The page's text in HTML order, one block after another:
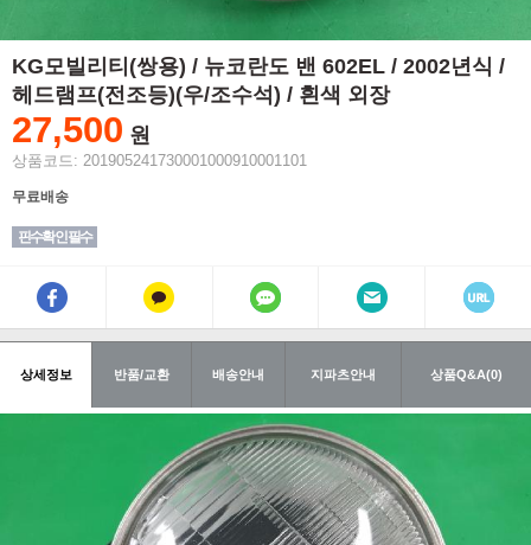
KG모빌리티(쌍용) / 뉴코란도 밴 602EL / 2002년식 /
헤드램프(전조등)(우/조수석) / 흰색 외장
27,500 원
상품코드: 201905241730001000910001101
무료배송
핀수확인 필수
상세정보 반품/교환 배송안내 지파츠안내 상품Q&A(0)